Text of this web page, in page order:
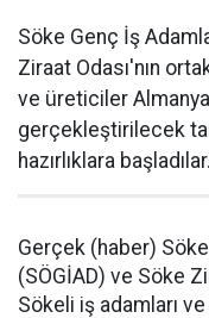
Söke Genç İş
Ziraat Odası'nın
ve üreticiler
gerçekleştirilecek
hazırlıklara başladılar.
Gerçek (haber)
(SÖGİAD) ve Söke
Sökeli iş adamları